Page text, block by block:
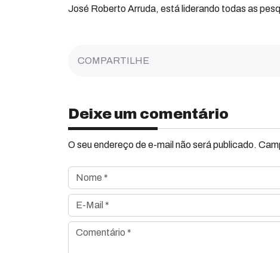
José Roberto Arruda, está liderando todas as
COMPARTILHE
Deixe um comentário
O seu endereço de e-mail não será publicado.
Nome *
E-Mail *
Comentário *